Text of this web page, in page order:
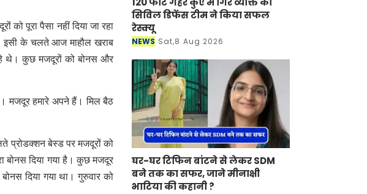
पूरा पैसा नहीं दिया जा रहा
इसी के चलते आज माहौल खराब
थे। कुछ मजदूरों को बोनस और
मजदूर हमारे अपने हैं। मिल बैठ
प्रोडक्शन बेस्ड पर मजदूरों को
बोनस दिया गया है। कुछ मजदूर
दिया गया था। गुरुवार को
सिविल डिफेंस टीम ने किया सफल
रेस्क्यू
NEWS Sat,8 Aug 2026
घर-घर टिफिन बांटने से लेकर SDM
बने तक का सफर, जाने मीनाक्षी
भाटिया की कहानी ?